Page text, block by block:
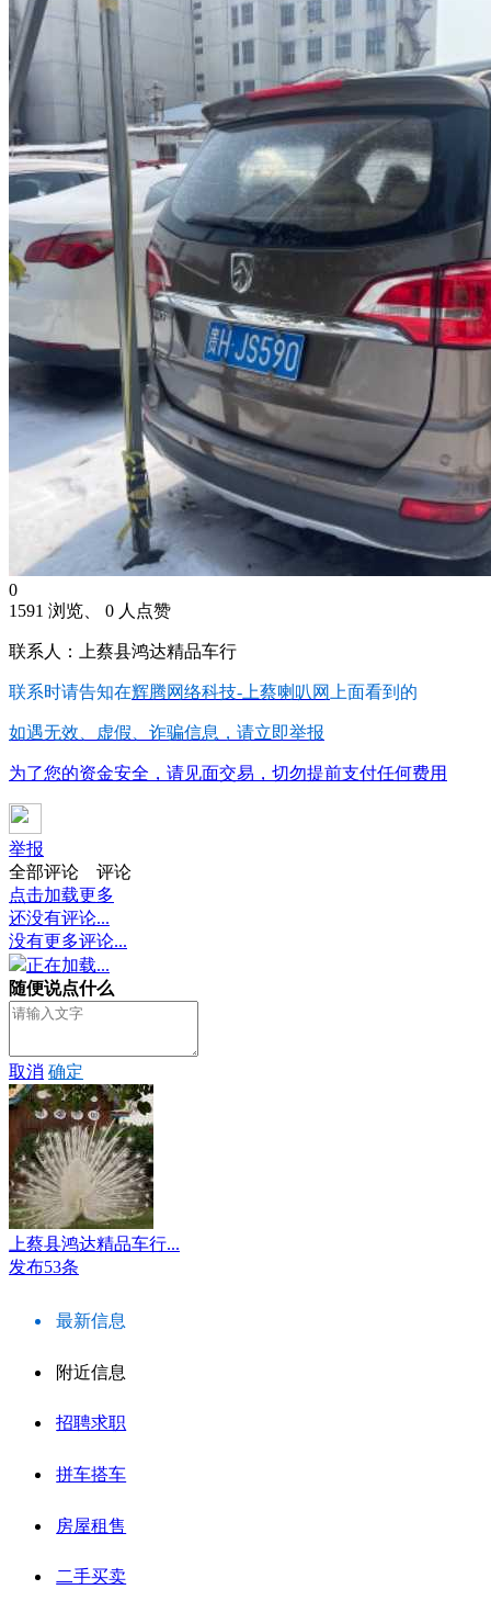
0
1591 浏览、 0 人点赞
联系人：上蔡县鸿达精品车行
联系时请告知在辉腾网络科技-上蔡喇叭网 上面看到的
如遇无效、虚假、诈骗信息，请立即举报
为了您的资金安全，请见面交易，切勿提前支付任何费用
举报
全部评论
评论
点击加载更多
还没有评论...
没有更多评论...
正在加载...
随便说点什么
取消 确定
上蔡县鸿达精品车行...
发布53条
最新信息
附近信息
招聘求职
拼车搭车
房屋租售
二手买卖